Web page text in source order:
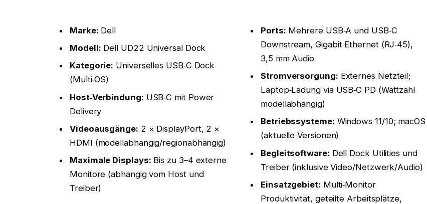
Marke: Dell
Modell: Dell UD22 Universal Dock
Kategorie: Universelles USB‑C Dock
(Multi‑OS)
Host‑Verbindung: USB‑C mit Power
Delivery
Videoausgänge: 2 × DisplayPort, 2 ×
HDMI (modellabhängig/regionabhängig)
Maximale Displays: Bis zu 3–4 externe
Monitore (abhängig vom Host und
Treiber)
Ports: Mehrere USB‑A und USB‑C
Downstream, Gigabit Ethernet (RJ‑45),
3,5 mm Audio
Stromversorgung: Externes Netzteil;
Laptop‑Ladung via USB‑C PD (Wattzahl
modellabhängig)
Betriebssysteme: Windows 11/10; macOS
(aktuelle Versionen)
Begleitsoftware: Dell Dock Utilities und
Treiber (inklusive Video/Netzwerk/Audio)
Einsatzgebiet: Multi‑Monitor
Produktivität, geteilte Arbeitsplätze,